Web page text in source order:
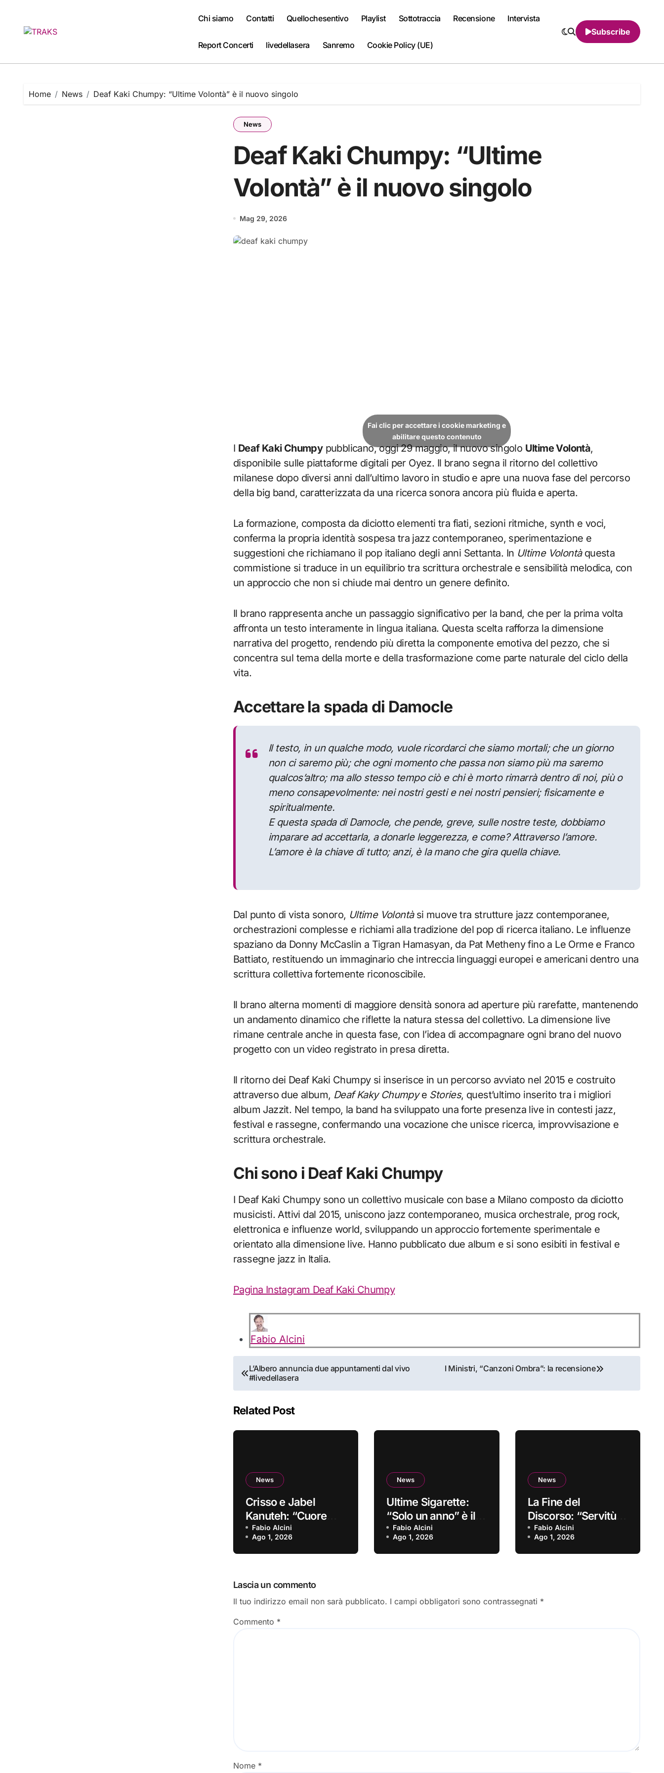
content
Chi siamo Contatti Quellochesentivo Playlist Sottotraccia Recensione Intervista
Report Concerti livedellasera Sanremo Cookie Policy (UE)
Subscribe
Home News Deaf Kaki Chumpy: “Ultime Volontà” è il nuovo singolo
News
Deaf Kaki Chumpy: “Ultime
Volontà” è il nuovo singolo
Mag 29, 2026
Fai clic per accettare i cookie marketing e
abilitare questo contenuto
Deaf Kaki Chumpypubblicano, oggi 29 maggio, il nuovo singolo Ultime Volontà,
disponibile sulle piattaforme digitali per Oyez. Il brano segna il ritorno del collettivo
milanese dopo diversi anni dall’ultimo lavoro in studio e apre una nuova fase del percorso
della big band, caratterizzata da una ricerca sonora ancora più fluida e aperta.
La formazione, composta da diciotto elementi tra fiati, sezioni ritmiche, synth e voci,
conferma la propria identità sospesa tra jazz contemporaneo, sperimentazione e
suggestioni che richiamano il pop italiano degli anni Settanta. In Ultime Volontàquesta
commistione si traduce in un equilibrio tra scrittura orchestrale e sensibilità melodica, con
un approccio che non si chiude mai dentro un genere definito.
Il brano rappresenta anche un passaggio significativo per la band, che per la prima volta
affronta un testo interamente in lingua italiana. Questa scelta rafforza la dimensione
narrativa del progetto, rendendo più diretta la componente emotiva del pezzo, che si
concentra sul tema della morte e della trasformazione come parte naturale del ciclo della
vita.
Accettare la spada di Damocle
Il testo, in un qualche modo, vuole ricordarci che siamo mortali; che un giorno
non ci saremo più; che ogni momento che passa non siamo più ma saremo
qualcos’altro; ma allo stesso tempo ciò e chi è morto rimarrà dentro di noi, più o
meno consapevolmente: nei nostri gesti e nei nostri pensieri; fisicamente e
spiritualmente.
E questa spada di Damocle, che pende, greve, sulle nostre teste, dobbiamo
imparare ad accettarla, a donarle leggerezza, e come? Attraverso l’amore.
L’amore è la chiave di tutto; anzi, è la mano che gira quella chiave.
Dal punto di vista sonoro, Ultime Volontàsi muove tra strutture jazz contemporanee,
orchestrazioni complesse e richiami alla tradizione del pop di ricerca italiano. Le influenze
spaziano da Donny McCaslin a Tigran Hamasyan, da Pat Metheny fino a Le Orme e Franco
Battiato, restituendo un immaginario che intreccia linguaggi europei e americani dentro una
scrittura collettiva fortemente riconoscibile.
Il brano alterna momenti di maggiore densità sonora ad aperture più rarefatte, mantenendo
un andamento dinamico che riflette la natura stessa del collettivo. La dimensione live
rimane centrale anche in questa fase, con l’idea di accompagnare ogni brano del nuovo
progetto con un video registrato in presa diretta.
Il ritorno dei Deaf Kaki Chumpy si inserisce in un percorso avviato nel 2015 e costruito
attraverso due album, Deaf Kaky Chumpye Stories, quest’ultimo inserito tra i migliori
album Jazzit. Nel tempo, la band ha sviluppato una forte presenza live in contesti jazz,
festival e rassegne, confermando una vocazione che unisce ricerca, improvvisazione e
scrittura orchestrale.
Chi sono i Deaf Kaki Chumpy
I Deaf Kaki Chumpy sono un collettivo musicale con base a Milano composto da diciotto
musicisti. Attivi dal 2015, uniscono jazz contemporaneo, musica orchestrale, prog rock,
elettronica e influenze world, sviluppando un approccio fortemente sperimentale e
orientato alla dimensione live. Hanno pubblicato due album e si sono esibiti in festival e
rassegne jazz in Italia.
Pagina Instagram Deaf Kaki Chumpy
Fabio Alcini
Navigazione
articoli
L’Albero annuncia due appuntamenti dal vivo
#livedellasera
I Ministri, “Canzoni Ombra”: la recensione
Related Post
News
Crisso e Jabel
Kanuteh: “Cuore
Griot” è il nuovo
video
Fabio Alcini
Ago 1, 2026
News
Ultime Sigarette:
“Solo un anno” è il
singolo d’esordio
Fabio Alcini
Ago 1, 2026
News
La Fine del
Discorso: “Servitù
volontaria” è il
primo singolo
Fabio Alcini
Ago 1, 2026
Lascia un commento
Il tuo indirizzo email non sarà pubblicato. I campi obbligatori sono contrassegnati *
Commento *
Nome *